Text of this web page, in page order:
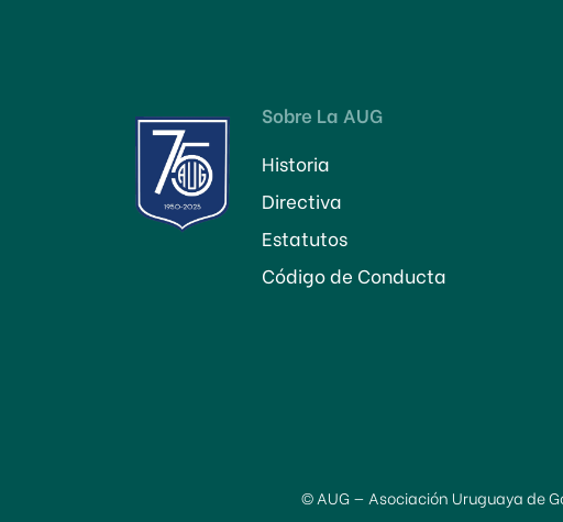
Sobre La AUG
Historia
Directiva
Estatutos
Código de Conducta
© AUG — Asociación Uruguaya de